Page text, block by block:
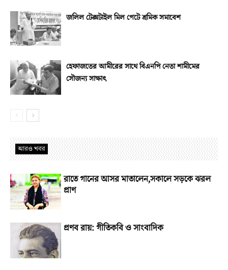
জলিল টেক্সটাইল মিল গেটে শ্রমিক সমাবেশ
হেফাজতের আমীরের সাথে বিএনপি নেতা শামীমের
সৌজন্য সাক্ষাৎ
আরও খবর
রাতে গানের আসর মাতালেন,সকালে সড়কে ঝরল
প্রাণ
প্রণব রায়: গীতিকবি ও সাংবাদিক